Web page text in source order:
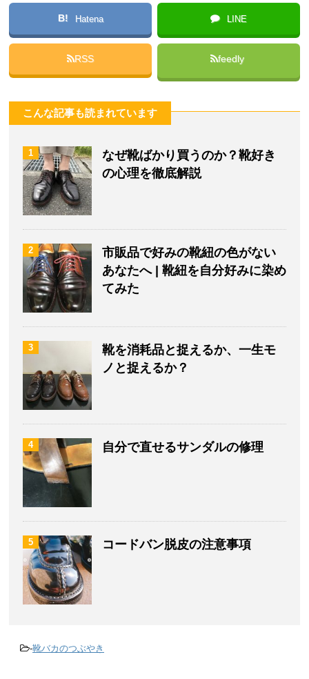
B! Hatena LINE
RSS feedly
こんな記事も読まれています
1
なぜ靴ばかり買うのか？靴好き
の心理を徹底解説
2
市販品で好みの靴紐の色がない
あなたへ | 靴紐を自分好みに染め
てみた
3
靴を消耗品と捉えるか、一生モ
ノと捉えるか？
4 自分で直せるサンダルの修理
5 コードバン脱皮の注意事項
-靴バカのつぶやき